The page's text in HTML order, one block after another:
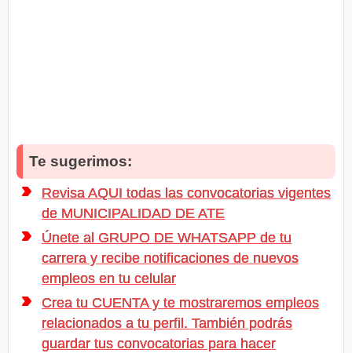
Te sugerimos:
Revisa AQUI todas las convocatorias vigentes
de MUNICIPALIDAD DE ATE
Únete al GRUPO DE WHATSAPP de tu
carrera y recibe notificaciones de nuevos
empleos en tu celular
Crea tu CUENTA y te mostraremos empleos
relacionados a tu perfil. También podrás
guardar tus convocatorias para hacer